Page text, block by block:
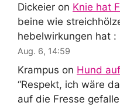
Dickeier on Knie hat
beine wie
hebelwirkungen hat :
Aug. 6, 14:59
Krampus on Hund
“Respekt, ich wäre
auf die Fresse